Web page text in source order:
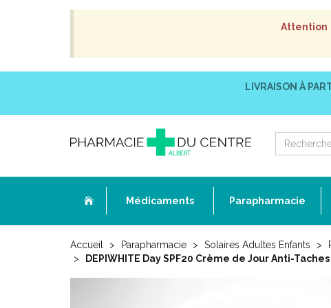
Attention
LIVRAISON À
Médicaments Parapharmacie
Accueil Parapharmacie Solaires Adultes Enfants
DEPIWHITE Day SPF20 Crème de Jour Anti-